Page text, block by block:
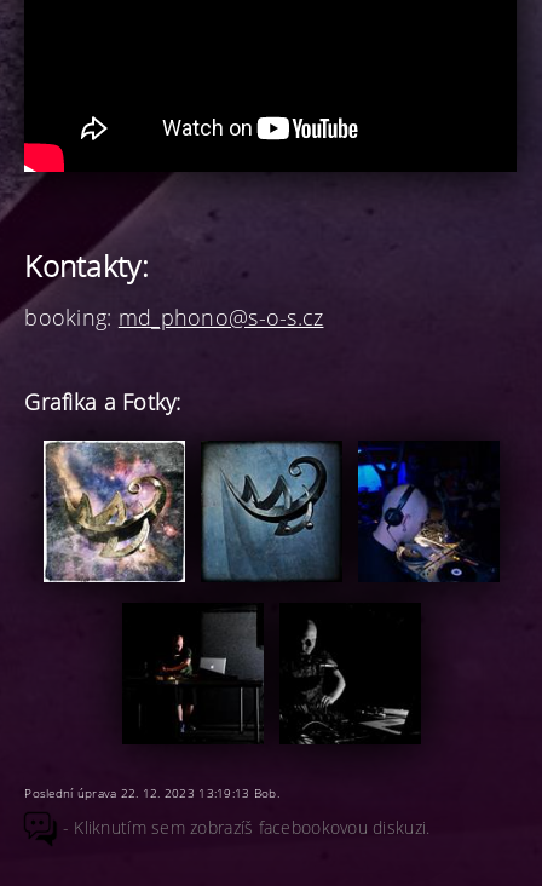
Kontakty:
booking: md_phono@s-o-s.cz
Grafika a Fotky:
Poslední úprava 22. 12. 2023 13:19:13 Bob.
- Kliknutím sem zobrazíš facebookovou diskuzi.